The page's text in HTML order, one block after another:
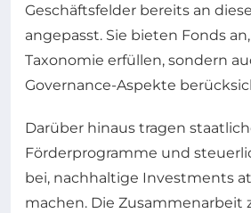
Geschäftsfelder bereits an
angepasst. Sie bieten Fonds
Taxonomie erfüllen, sondern
Governance-Aspekte
Darüber hinaus tragen
Förderprogramme und
bei, nachhaltige Investments
machen. Die Zusammenarbeit